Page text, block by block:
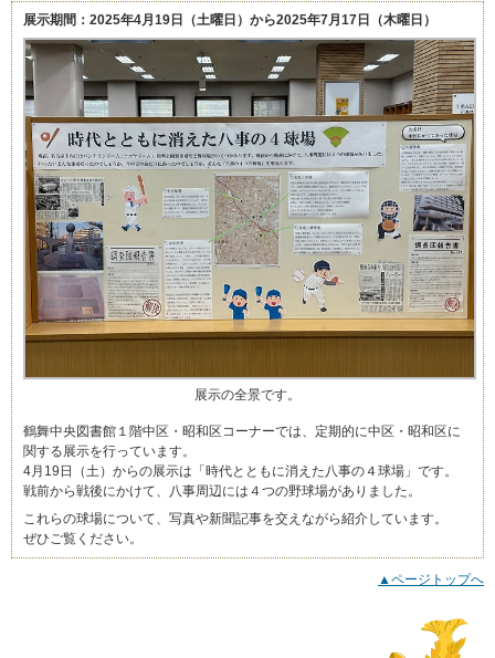
展示期間：2025年4月19日（土曜日）から2025年7月17日（木曜日）
展示の全景です。
鶴舞中央図書館１階中区・昭和区コーナーでは、定期的に中区・昭和区に
関する展示を行っています。
4月19日（土）からの展示は「時代とともに消えた八事の４球場」です。
戦前から戦後にかけて、八事周辺には４つの野球場がありました。
これらの球場について、写真や新聞記事を交えながら紹介しています。
ぜひご覧ください。
▲ページトップへ